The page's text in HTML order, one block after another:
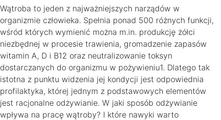
Wątroba to jeden z najważniejszych narządów w
organizmie człowieka. Spełnia ponad 500 różnych funkcji,
wśród których wymienić można m.in. produkcję żółci
niezbędnej w procesie trawienia, gromadzenie zapasów
witamin A, D i B12 oraz neutralizowanie toksyn
dostarczanych do organizmu w pożywieniu1. Dlatego tak
istotna z punktu widzenia jej kondycji jest odpowiednia
profilaktyka, której jednym z podstawowych elementów
jest racjonalne odżywianie. W jaki sposób odżywianie
wpływa na pracę wątroby? I które nawyki warto